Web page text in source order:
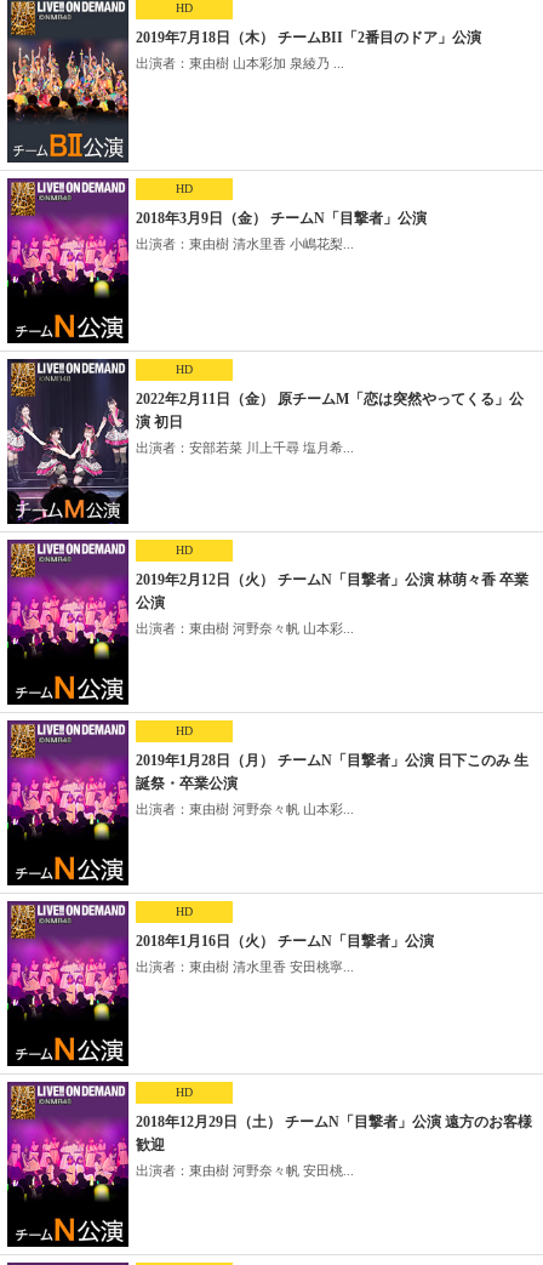
HD
2019年7月18日（木） チームBII「2番目のドア」公演
出演者：東由樹 山本彩加 泉綾乃 ...
HD
2018年3月9日（金） チームN「目撃者」公演
出演者：東由樹 清水里香 小嶋花梨...
HD
2022年2月11日（金） 原チームM「恋は突然やってくる」公
演 初日
出演者：安部若菜 川上千尋 塩月希...
HD
2019年2月12日（火） チームN「目撃者」公演 林萌々香 卒業
公演
出演者：東由樹 河野奈々帆 山本彩...
HD
2019年1月28日（月） チームN「目撃者」公演 日下このみ 生
誕祭・卒業公演
出演者：東由樹 河野奈々帆 山本彩...
HD
2018年1月16日（火） チームN「目撃者」公演
出演者：東由樹 清水里香 安田桃寧...
HD
2018年12月29日（土） チームN「目撃者」公演 遠方のお客様
歓迎
出演者：東由樹 河野奈々帆 安田桃...